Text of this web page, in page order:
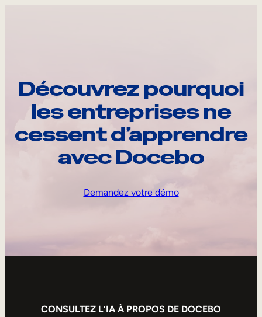
Découvrez pourquoi
les entreprises ne
cessent d’apprendre
avec Docebo
Demandez votre démo
CONSULTEZ L’IA À PROPOS DE DOCEBO